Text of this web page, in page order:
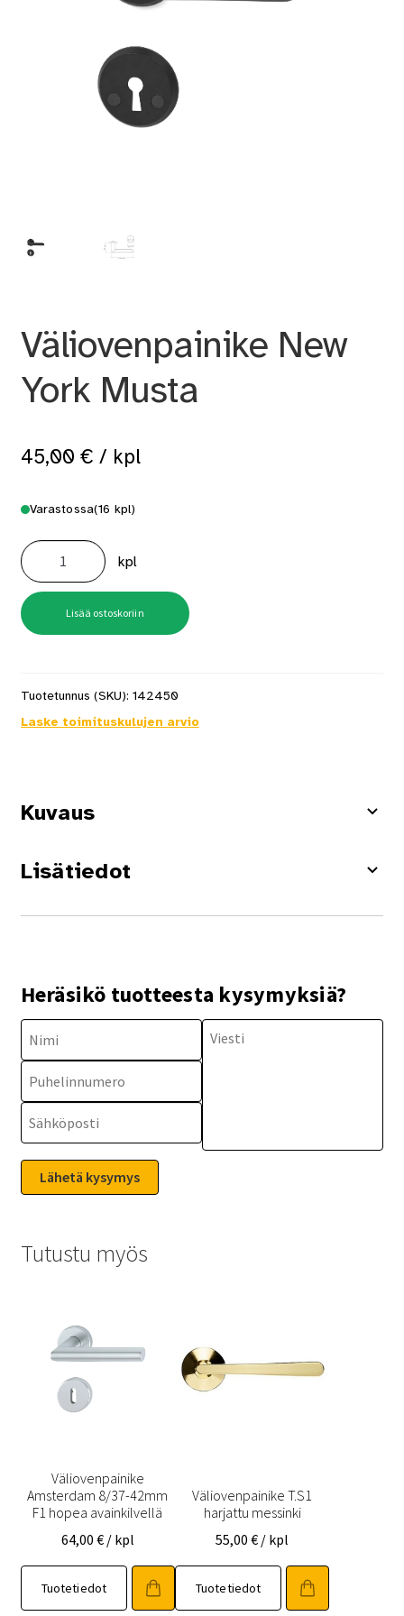
Väliovenpainike New
York Musta
45,00 € / kpl
Varastossa(16 kpl)
Väliovenpainike
New
York
Musta
määrä
kpl
Lisää ostoskoriin
Tuotetunnus (SKU): 142450
Laske toimituskulujen arvio
Kuvaus
Lisätiedot
Heräsikö tuotteesta kysymyksiä?
Tutustu myös
Väliovenpainike
Amsterdam 8/37-42mm
F1 hopea avainkilvellä
64,00 € / kpl
Tuotetiedot
Väliovenpainike T.S1
harjattu messinki
55,00€ / kpl
Tuotetiedot